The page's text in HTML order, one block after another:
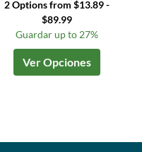
2 Options from $13.89 -
$89.99
Guardar up to 27%
Ver Opciones